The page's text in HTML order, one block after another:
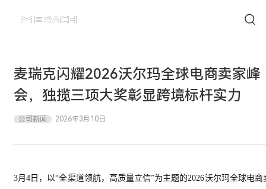
麦瑞克闪耀2026沃尔玛全球电商卖家峰
会，独揽三项大奖彰显跨境标杆实力
公司新闻 2026年3月10日
3月4日，以“全渠道领航，高质量立信”为主题的2026沃尔玛全球电商